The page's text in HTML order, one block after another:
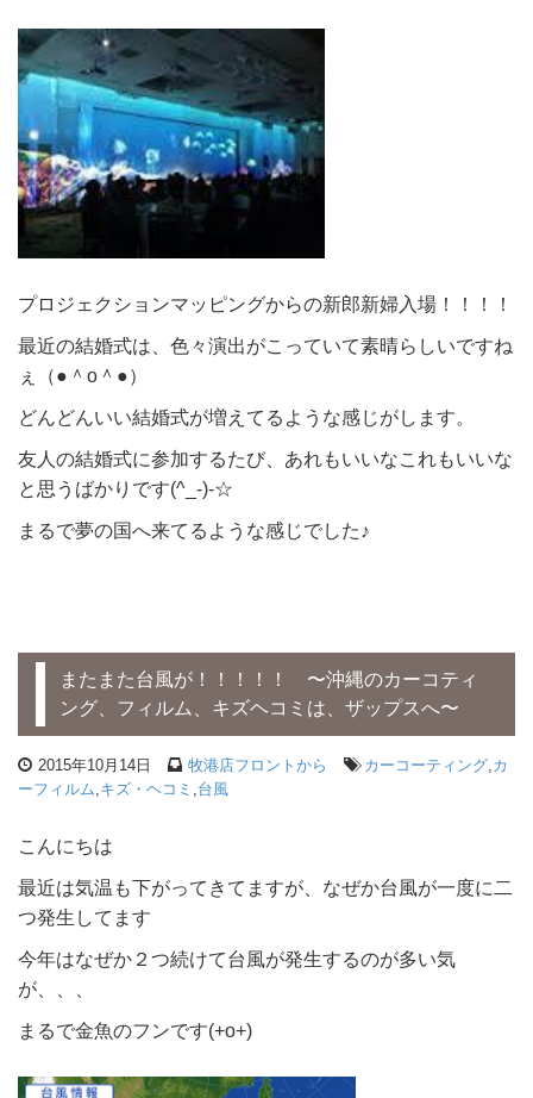
プロジェクションマッピングからの新郎新婦入場！！！！
最近の結婚式は、色々演出がこっていて素晴らしいですね
ぇ（●＾o＾●）
どんどんいい結婚式が増えてるような感じがします。
友人の結婚式に参加するたび、あれもいいなこれもいいな
と思うばかりです(^_-)-☆
まるで夢の国へ来てるような感じでした♪
またまた台風が！！！！！ 〜沖縄のカーコティ
ング、フィルム、キズヘコミは、ザップスへ〜
2015年10月14日 牧港店フロントから カーコーティング,カ
ーフィルム,キズ・ヘコミ ,台風
こんにちは
最近は気温も下がってきてますが、なぜか台風が一度に二
つ発生してます
今年はなぜか２つ続けて台風が発生するのが多い気
が、、、
まるで金魚のフンです(+o+)